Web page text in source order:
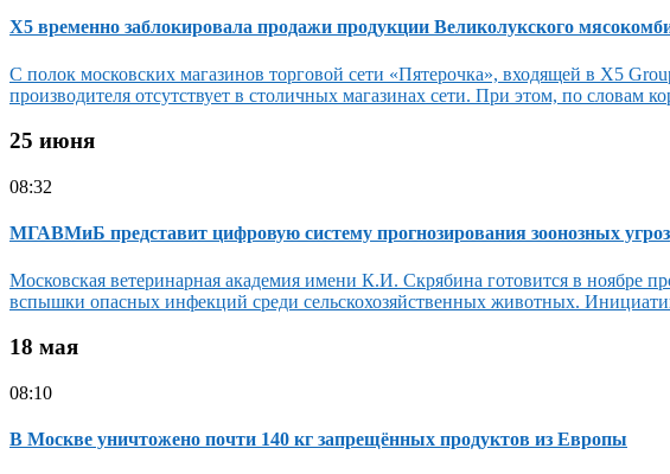
X5 временно заблокировала продажи продукции Великолукского
С полок московских магазинов торговой сети «Пятерочка», входящей в Х5
производителя отсутствует в столичных магазинах сети. При этом, по словам
25 июня
08:32
МГАВМиБ представит цифровую систему прогнозирования зоонозных угроз
Московская ветеринарная академия имени К.И. Скрябина готовится в ноябре
вспышки опасных инфекций среди сельскохозяйственных животных.
18 мая
08:10
В Москве уничтожено почти 140 кг запрещённых продуктов из Европы